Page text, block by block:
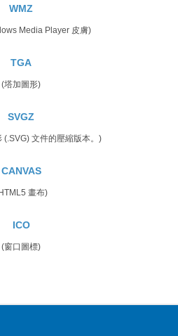
WMZ
Media Player 皮膚)
TGA
(塔加圖形)
SVGZ
(.SVG) 文件的壓縮版本。)
CANVAS
畫布)
ICO
(窗口圖標)